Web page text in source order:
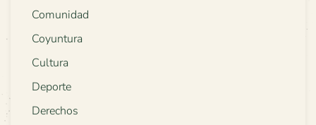
Comunidad
Coyuntura
Cultura
Deporte
Derechos